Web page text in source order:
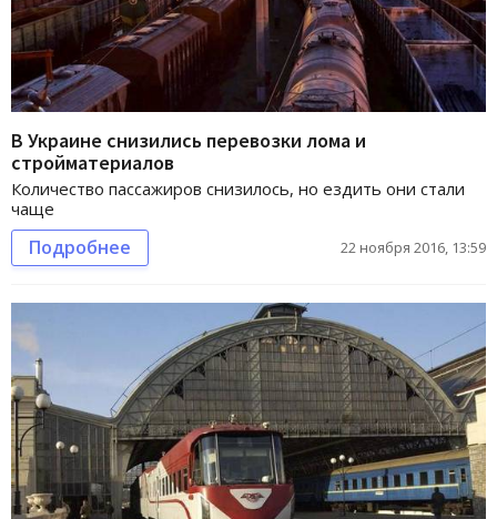
В Украине снизились перевозки лома и
стройматериалов
Количество пассажиров снизилось, но ездить они стали
чаще
Подробнее 22 ноября 2016, 13:59